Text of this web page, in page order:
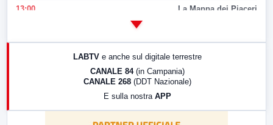
13:00 La Mappa dei Piaceri
LABTV e anche sul digitale terrestre
CANALE 84 (in Campania)
CANALE 268 (DDT Nazionale)
E sulla nostra APP